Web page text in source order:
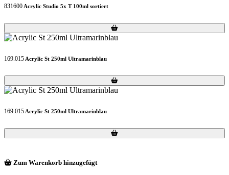
831600 Acrylic Studio 5x T 100ml sortiert
Loading...
Loading...
169.015 Acrylic St 250ml Ultramarinblau
Loading...
Loading...
169.015 Acrylic St 250ml Ultramarinblau
Loading...
Loading...
Zum Warenkorb hinzugefügt